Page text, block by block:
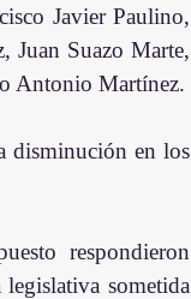
Javier Paulino,
Juan Suazo Marte,
Antonio Martínez.
disminución en los
respondieron
sometida